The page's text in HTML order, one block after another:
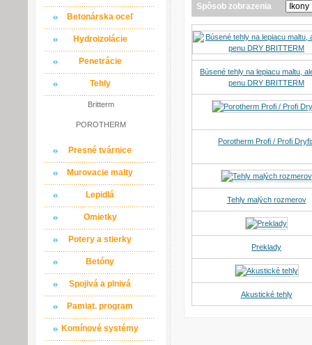
Betonárska oceľ
Hydroizolácie
Penetrácie
Tehly
Britterm
POROTHERM
Presné tvárnice
Murovacie malty
Lepidlá
Omietky
Potery a stierky
Betóny
Spojivá a plnivá
Pamiat. program
Komínové systémy
Spôsob zobrazenia
Búsené tehly na lepiacu maltu,
penu DRY BRITTERM
Porotherm Profi / Profi
Tehly malých rozmerov
Preklady
Akustické tehly